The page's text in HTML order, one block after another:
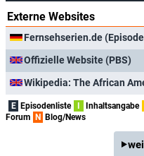
Externe Websites
Fernsehserien.de
Offizielle Website (PBS)
Wikipedia: The African
E Episodenliste I Inhaltsangabe
Forum N Blog/News